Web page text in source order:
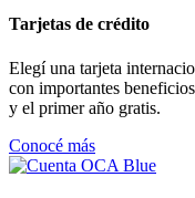
Tarjetas de crédito
Elegí una tarjeta
con importantes beneficios
y el primer año gratis.
Conocé más